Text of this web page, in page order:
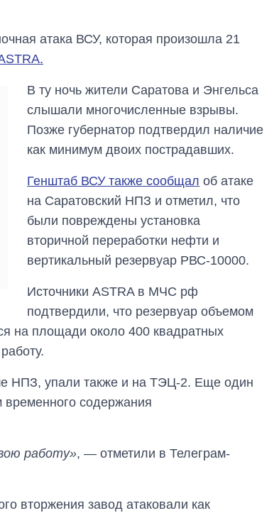
атака ВСУ, которая произошла 21
В ту ночь жители Саратова и Энгельса
слышали многочисленные взрывы.
Позже губернатор подтвердил наличие
как минимум двоих пострадавших.
Генштаб ВСУ также сообщал об атаке
на Саратовский НПЗ и отметил, что
были повреждены установка
вторичной переработки нефти и
вертикальный резервуар РВС-10000.
Источники ASTRA в МЧС рф
подтвердили, что резервуар объемом
на площади около 400 квадратных
НПЗ, упали также и на ТЭЦ-2. Еще один
временного содержания
работу», — отметили в Телеграм-
вторжения завод атаковали как
Восемь
ударов по Украине
за лето: Киев и
главной целью рф